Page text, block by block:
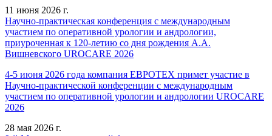
11 июня 2026 г.
Научно-практическая конференция с международным
участием по оперативной урологии и андрологии,
приуроченная к 120-летию со дня рождения А.А.
Вишневского UROCARE 2026
4-5 июня 2026 года компания ЕВРОТЕХ примет участие в
Научно-практической конференции с международным
участием по оперативной урологии и андрологии UROCARE
2026
28 мая 2026 г.